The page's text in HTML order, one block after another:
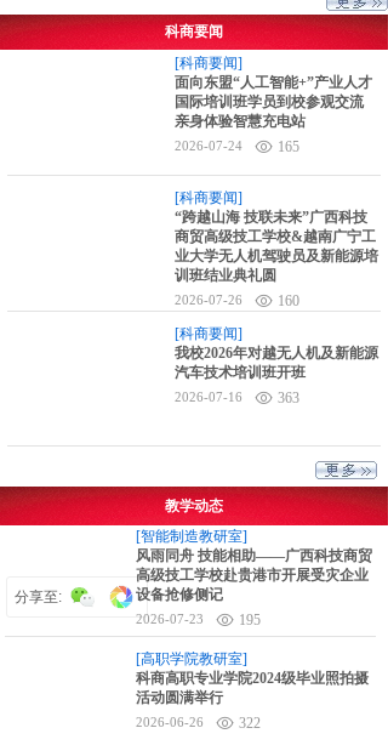
科商要闻
[科商要闻]
面向东盟“人工智能+”产业人才
国际培训班学员到校参观交流
亲身体验智慧充电站
2026-07-24 165
[科商要闻]
“跨越山海 技联未来”广西科技
商贸高级技工学校&越南广宁工
业大学无人机驾驶员及新能源培
训班结业典礼圆
2026-07-26
160
[科商要闻]
我校2026年对越无人机及新能源
汽车技术培训班开班
2026-07-16 363
教学动态
[智能制造教研室]
风雨同舟 技能相助——广西科技商贸
高级技工学校赴贵港市开展受灾企业
设备抢修侧记
2026-07-23 195
[高职学院教研室]
科商高职专业学院2024级毕业照拍摄
活动圆满举行
2026-06-26 322
6对1升学指导
分享至: